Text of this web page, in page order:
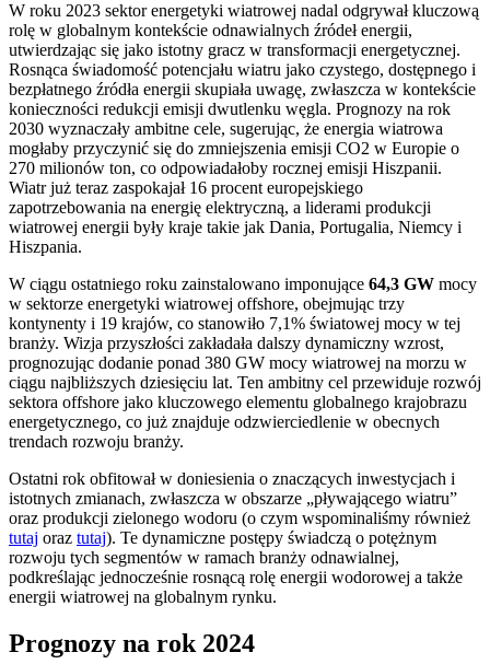
W roku 2023 sektor energetyki wiatrowej nadal odgrywał kluczową
rolę w globalnym kontekście odnawialnych źródeł energii,
utwierdzając się jako istotny gracz w transformacji energetycznej.
Rosnąca świadomość potencjału wiatru jako czystego, dostępnego i
bezpłatnego źródła energii skupiała uwagę, zwłaszcza w kontekście
konieczności redukcji emisji dwutlenku węgla. Prognozy na rok
2030 wyznaczały ambitne cele, sugerując, że energia wiatrowa
mogłaby przyczynić się do zmniejszenia emisji CO2 w Europie o
270 milionów ton, co odpowiadałoby rocznej emisji Hiszpanii.
Wiatr już teraz zaspokajał 16 procent europejskiego
zapotrzebowania na energię elektryczną, a liderami produkcji
wiatrowej energii były kraje takie jak Dania, Portugalia, Niemcy i
Hiszpania.
W ciągu ostatniego roku zainstalowano imponujące 64,3 GW mocy
w sektorze energetyki wiatrowej offshore, obejmując trzy
kontynenty i 19 krajów, co stanowiło 7,1% światowej mocy w tej
branży. Wizja przyszłości zakładała dalszy dynamiczny wzrost,
prognozując dodanie ponad 380 GW mocy wiatrowej na morzu w
ciągu najbliższych dziesięciu lat. Ten ambitny cel przewiduje rozwój
sektora offshore jako kluczowego elementu globalnego krajobrazu
energetycznego, co już znajduje odzwierciedlenie w obecnych
trendach rozwoju branży.
Ostatni rok obfitował w doniesienia o znaczących inwestycjach i
istotnych zmianach, zwłaszcza w obszarze „pływającego wiatru”
oraz produkcji zielonego wodoru (o czym wspominaliśmy również
tutaj oraz tutaj). Te dynamiczne postępy świadczą o potężnym
rozwoju tych segmentów w ramach branży odnawialnej,
podkreślając jednocześnie rosnącą rolę energii wodorowej a także
energii wiatrowej na globalnym rynku.
Prognozy na rok 2024